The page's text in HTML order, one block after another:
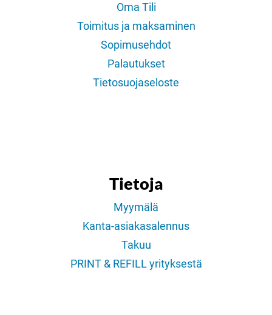
Oma Tili
Toimitus ja maksaminen
Sopimusehdot
Palautukset
Tietosuojaseloste
Tietoja
Myymälä
Kanta-asiakasalennus
Takuu
PRINT & REFILL yrityksestä